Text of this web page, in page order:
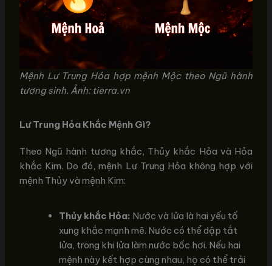
Mệnh Lư Trung Hỏa hợp mệnh Mộc theo Ngũ hành
tương sinh. Ảnh: tierra.vn
Lư Trung Hỏa Khắc Mệnh Gì?
Theo Ngũ hành tương khắc, Thủy khắc Hỏa và Hỏa
khắc Kim. Do đó, mệnh Lư Trung Hỏa không hợp với
mệnh Thủy và mệnh Kim:
Thủy khắc Hỏa: Nước và lửa là hai yếu tố
xung khắc mạnh mẽ. Nước có thể dập tắt
lửa, trong khi lửa làm nước bốc hơi. Nếu hai
mệnh này kết hợp cùng nhau, họ có thể trải